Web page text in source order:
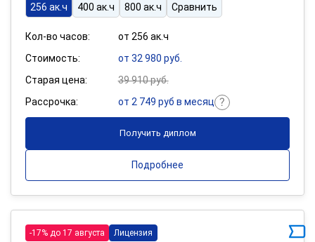
256 ак.ч
400 ак.ч 800 ак.ч Сравнить
Кол-во часов:
от 256 ак.ч
Стоимость:
от 32 980 руб.
Старая цена:
39 910 руб.
Рассрочка:
от 2 749 руб в месяц
Получить диплом
Подробнее
-17% до 17 августа Лицензия